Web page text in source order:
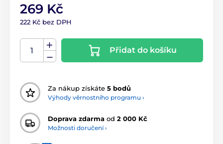
269 Kč
222 Kč bez DPH
Přidat do košíku
Za nákup získáte 5 bodů
Výhody věrnostního programu ›
Doprava zdarma od 2 000 Kč
Možnosti doručení ›